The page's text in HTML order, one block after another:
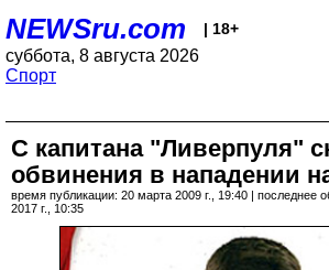
NEWSru.com | 18+
суббота, 8 августа 2026
Спорт
С капитана "Ливерпуля"
обвинения в нападении
время публикации: 20 марта 2009 г., 19:40 | последнее
2017 г., 10:35